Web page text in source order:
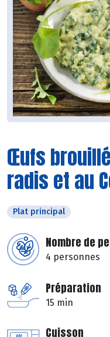
Œufs
radis et au
Plat principal
Nombre de
4 personnes
Préparation
15 min
Cuisson